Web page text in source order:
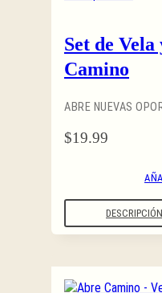
Set de
Camino
ABRE NUEVAS
$19.99